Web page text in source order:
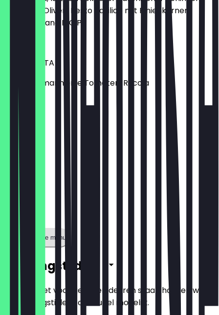
schwarze Oliven, Pesto Basilico mit Pinienkernen,
Grana Padano D.O.P.
BRUSCHETTA
Ciabatta, marinierte Tomaten, Rucola
€ 3,95
Toon volledige menu
Openingstijden
Zodat je niet voor gesloten deuren staat, houden we
de openingstijden zo actueel mogelijk.